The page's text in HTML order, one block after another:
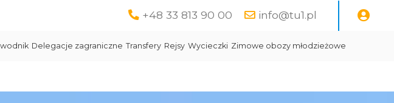
+48 33 813 90 00 info@tu1.pl
Delegacje zagraniczne Transfery Rejsy Wycieczki Zimowe obozy młodzieżowe